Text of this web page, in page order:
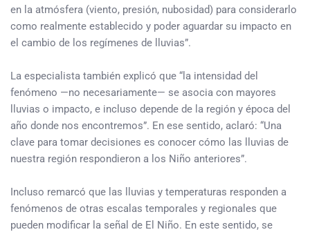
en la atmósfera (viento, presión, nubosidad) para considerarlo
como realmente establecido y poder aguardar su impacto en
el cambio de los regímenes de lluvias”.
La especialista también explicó que “la intensidad del
fenómeno —no necesariamente— se asocia con mayores
lluvias o impacto, e incluso depende de la región y época del
año donde nos encontremos”. En ese sentido, aclaró: “Una
clave para tomar decisiones es conocer cómo las lluvias de
nuestra región respondieron a los Niño anteriores”.
Incluso remarcó que las lluvias y temperaturas responden a
fenómenos de otras escalas temporales y regionales que
pueden modificar la señal de El Niño. En este sentido, se